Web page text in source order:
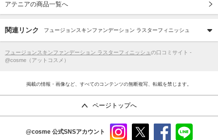
アテニアの商品一覧へ
関連リンク フュージョンスキンファンデーション ラスターフィニッシュ
フュージョンスキンファンデーション ラスターフィニッシュ の口コミサイト -
@cosme（アットコスメ）
掲載の情報・画像など、すべてのコンテンツの無断複写、転載を禁じます。
ページトップへ
@cosme 公式SNSアカウント